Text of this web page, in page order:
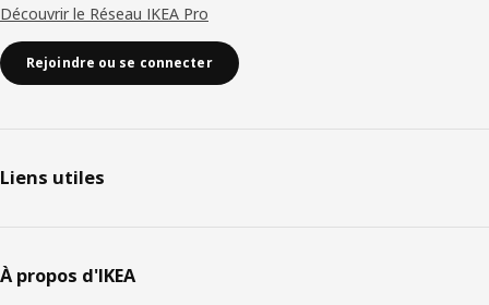
Découvrir le Réseau IKEA Pro
Rejoindre ou se connecter
Liens utiles
À propos d'IKEA